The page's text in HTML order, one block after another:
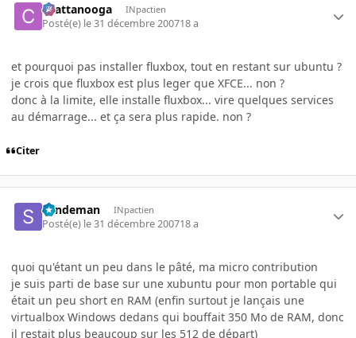
chattanooga INpactien
Posté(e) le 31 décembre 200718 a
et pourquoi pas installer fluxbox, tout en restant sur ubuntu ?
je crois que fluxbox est plus leger que XFCE... non ?
donc à la limite, elle installe fluxbox... vire quelques services
au démarrage... et ça sera plus rapide. non ?
Citer
Sandeman INpactien
Posté(e) le 31 décembre 200718 a
quoi qu'étant un peu dans le pâté, ma micro contribution
je suis parti de base sur une xubuntu pour mon portable qui
était un peu short en RAM (enfin surtout je lançais une
virtualbox Windows dedans qui bouffait 350 Mo de RAM, donc
il restait plus beaucoup sur les 512 de départ)